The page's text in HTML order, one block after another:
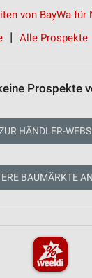
von BayWa für
Alle Prospekte
Prospekte
HÄNDLER-
BAUMÄRKTE